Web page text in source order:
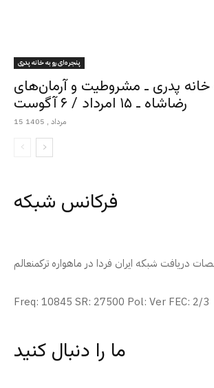
پنجره‌ای رو به خانه پدری
خانه پدری ـ مشروطیت و آرمان‌های
رضاشاه ـ ۱۵ امرداد / ۶ آگوست
15 مرداد , 1405
فرکانس شبکه
Freq: 10845 SR: 27500 Pol: Ver FEC: 2/3
ما را دنبال کنید